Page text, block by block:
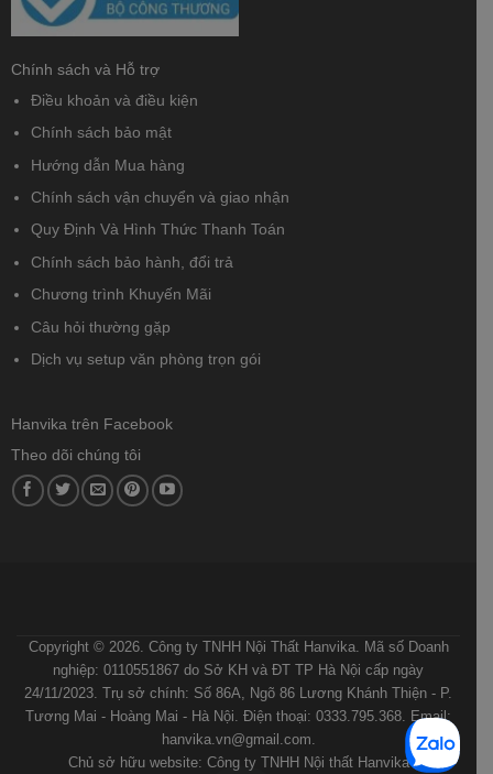
Chính sách và Hỗ trợ
Điều khoản và điều kiện
Chính sách bảo mật
Hướng dẫn Mua hàng
Chính sách vận chuyển và giao nhận
Quy Định Và Hình Thức Thanh Toán
Chính sách bảo hành, đổi trả
Chương trình Khuyến Mãi
Câu hỏi thường gặp
Dịch vụ setup văn phòng trọn gói
Hanvika trên Facebook
Theo dõi chúng tôi
Copyright © 2026. Công ty TNHH Nội Thất Hanvika. Mã số Doanh
nghiệp: 0110551867 do Sở KH và ĐT TP Hà Nội cấp ngày
24/11/2023. Trụ sở chính: Số 86A, Ngõ 86 Lương Khánh Thiện - P.
Tương Mai - Hoàng Mai - Hà Nội. Điện thoại: 0333.795.368. Email:
hanvika.vn@gmail.com.
Chủ sở hữu website: Công ty TNHH Nội thất Hanvika